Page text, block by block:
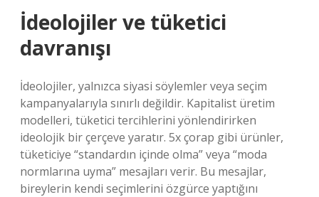
İdeolojiler ve tüketici
davranışı
İdeolojiler, yalnızca siyasi söylemler veya seçim
kampanyalarıyla sınırlı değildir. Kapitalist üretim
modelleri, tüketici tercihlerini yönlendirirken
ideolojik bir çerçeve yaratır. 5x çorap gibi ürünler,
tüketiciye “standardın içinde olma” veya “moda
normlarına uyma” mesajları verir. Bu mesajlar,
bireylerin kendi seçimlerini özgürce yaptığını